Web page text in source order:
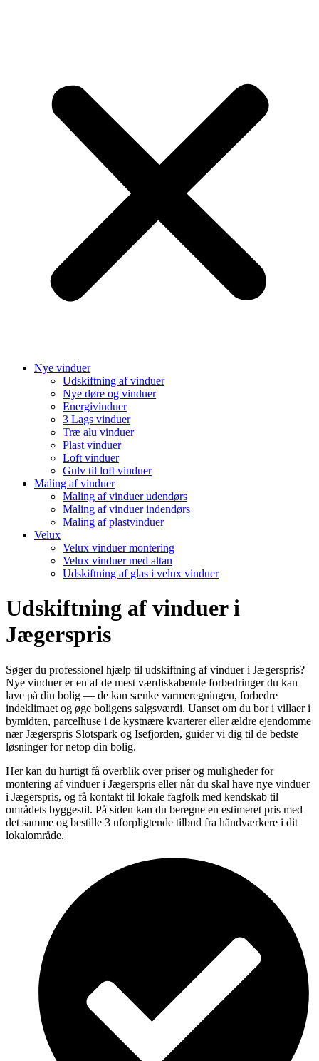
Nye vinduer
Udskiftning af vinduer
Nye døre og vinduer
Energivinduer
3 Lags vinduer
Træ alu vinduer
Plast vinduer
Loft vinduer
Gulv til loft vinduer
Maling af vinduer
Maling af vinduer udendørs
Maling af vinduer indendørs
Maling af plastvinduer
Velux
Velux vinduer montering
Velux vinduer med altan
Udskiftning af glas i velux vinduer
Udskiftning af vinduer i
Jægerspris
Søger du professionel hjælp til udskiftning af vinduer i Jægerspris?
Nye vinduer er en af de mest værdiskabende forbedringer du kan
lave på din bolig — de kan sænke varmeregningen, forbedre
indeklimaet og øge boligens salgsværdi. Uanset om du bor i villaer i
bymidten, parcelhuse i de kystnære kvarterer eller ældre ejendomme
nær Jægerspris Slotspark og Isefjorden, guider vi dig til de bedste
løsninger for netop din bolig.
Her kan du hurtigt få overblik over priser og muligheder for
montering af vinduer i Jægerspris eller når du skal have nye vinduer
i Jægerspris, og få kontakt til lokale fagfolk med kendskab til
områdets byggestil. På siden kan du beregne en estimeret pris med
det samme og bestille 3 uforpligtende tilbud fra håndværkere i dit
lokalområde.